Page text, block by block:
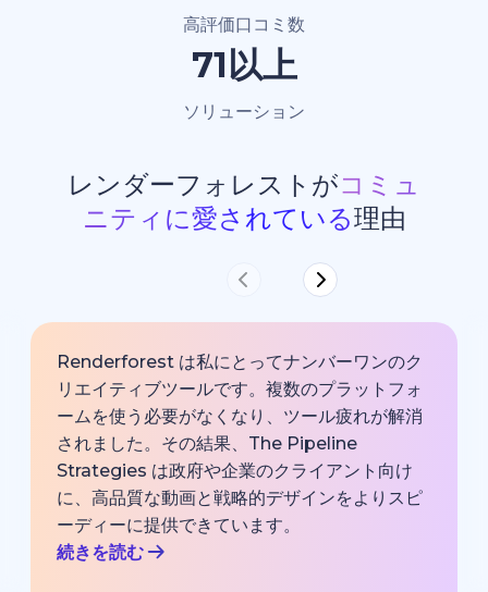
高評価口コミ数
100以上
ソリューション
レンダーフォレストがコミュ
ニティに愛されている理由
Renderforest は私にとってナンバーワンのク
リエイティブツールです。複数のプラットフォ
ームを使う必要がなくなり、ツール疲れが解消
されました。その結果、The Pipeline
Strategies は政府や企業のクライアント向け
に、高品質な動画と戦略的デザインをよりスピ
ーディーに提供できています。
続きを読む